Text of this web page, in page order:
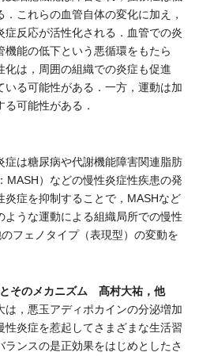
これらの血管自体の変化に加え，
反応が活性化される．血管での炎
能の低下という悪循環をもたら
は，周囲の組織での炎症も促進
る可能性がある．一方，運動は加
可能性がある．
は糖尿病や代謝機能障害関連脂肪
）などの慢性炎症性疾患の発
症を抑制することで，MASHなど
うな運動による組織局所での慢性
フェノタイプ（表現型）の変動を
そのメカニズム 髙村大祐，他
，悪玉アディポカインの分泌増加
炎症を惹起してさまざまな生活習
ンスの是正効果をはじめとしたさ